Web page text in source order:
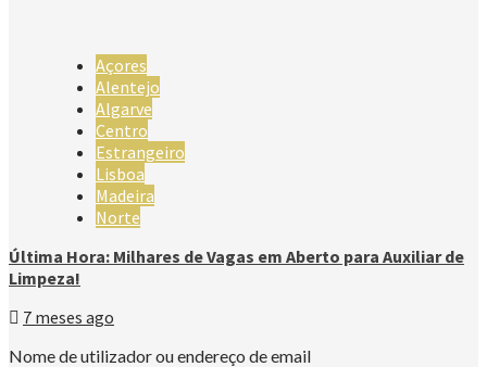
Açores
Alentejo
Algarve
Centro
Estrangeiro
Lisboa
Madeira
Norte
Última Hora: Milhares de Vagas em Aberto para Auxiliar de
Limpeza!
7 meses ago
Nome de utilizador ou endereço de email